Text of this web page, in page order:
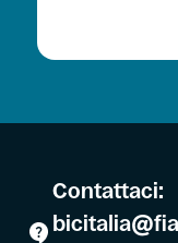
Contattaci: